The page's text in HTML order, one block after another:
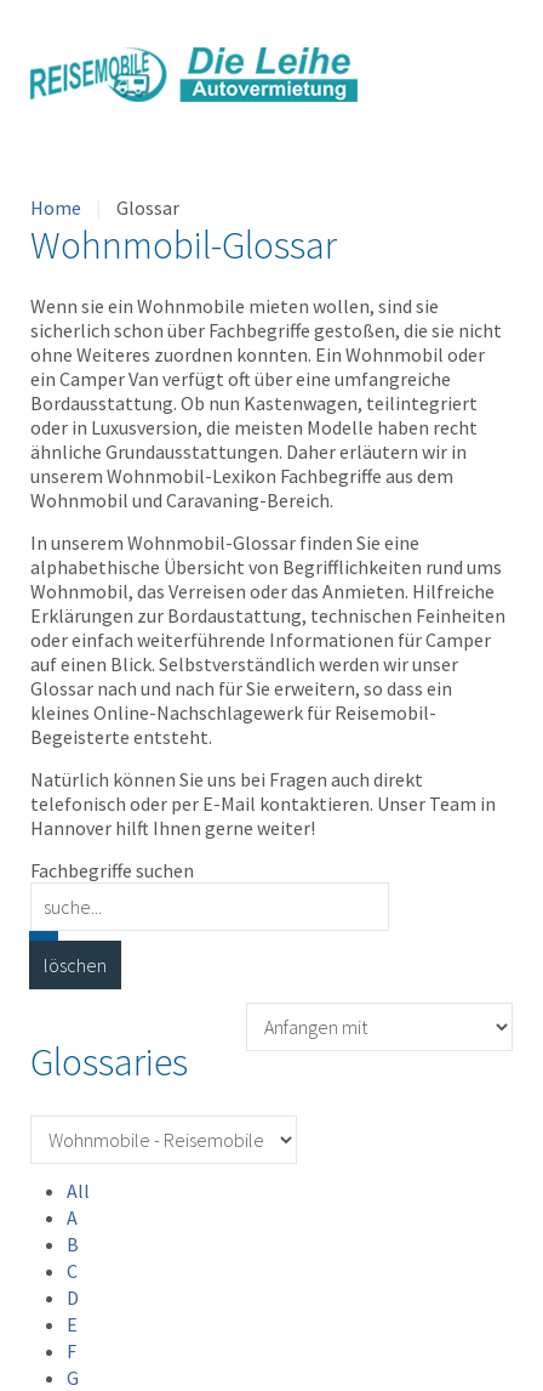
Home Glossar
Wohnmobil-Glossar
Wenn sie ein Wohnmobile mieten wollen, sind sie
sicherlich schon über Fachbegriffe gestoßen, die sie nicht
ohne Weiteres zuordnen konnten. Ein Wohnmobil oder
ein Camper Van verfügt oft über eine umfangreiche
Bordausstattung. Ob nun Kastenwagen, teilintegriert
oder in Luxusversion, die meisten Modelle haben recht
ähnliche Grundausstattungen. Daher erläutern wir in
unserem Wohnmobil-Lexikon Fachbegriffe aus dem
Wohnmobil und Caravaning-Bereich.
In unserem Wohnmobil-Glossar finden Sie eine
alphabethische Übersicht von Begrifflichkeiten rund ums
Wohnmobil, das Verreisen oder das Anmieten. Hilfreiche
Erklärungen zur Bordaustattung, technischen Feinheiten
oder einfach weiterführende Informationen für Camper
auf einen Blick. Selbstverständlich werden wir unser
Glossar nach und nach für Sie erweitern, so dass ein
kleines Online-Nachschlagewerk für Reisemobil-
Begeisterte entsteht.
Natürlich können Sie uns bei Fragen auch direkt
telefonisch oder per E-Mail kontaktieren. Unser Team in
Hannover hilft Ihnen gerne weiter!
Fachbegriffe suchen
Glossaries
All
A
B
C
D
E
F
G